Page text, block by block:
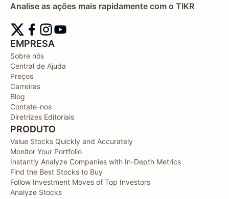
Analise as ações mais rapidamente com o TIKR
EMPRESA
Sobre nós
Central de Ajuda
Preços
Carreiras
Blog
Contate-nos
Diretrizes Editoriais
PRODUTO
Value Stocks Quickly and Accurately
Monitor Your Portfolio
Instantly Analyze Companies with In-Depth Metrics
Find the Best Stocks to Buy
Follow Investment Moves of Top Investors
Analyze Stocks